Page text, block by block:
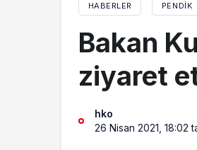
HABERLER PENDIK
Bakan
ziyaret
hko
26 Nisan 2021, 18:02